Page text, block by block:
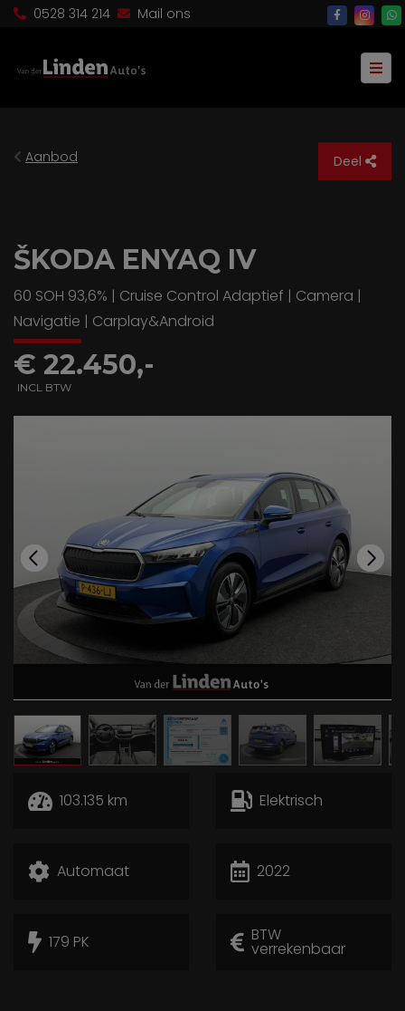
0528 314 214 Mail ons
Aanbod Deel
ŠKODA ENYAQ IV
60 SOH 93,6% | Cruise Control Adaptief | Camera |
Navigatie | Carplay&Android
€ 22.450,-
INCL BTW
103.135 km Elektrisch
Automaat 2022
179 PK BTW
verrekenbaar